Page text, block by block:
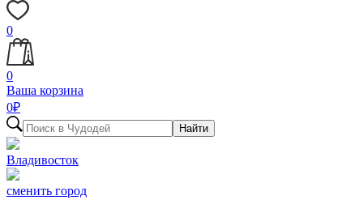
0
0
Ваша корзина
0₽
Найти
Владивосток
сменить город